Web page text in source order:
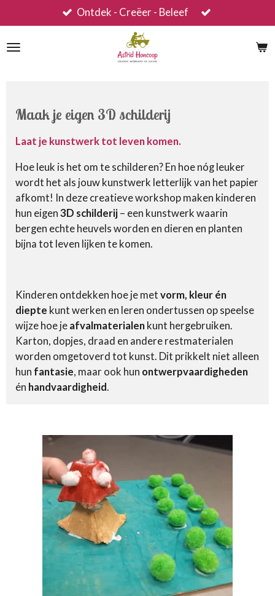
direct
naar
Ontdek - Creëer - Beleef
Maak je eigen 3D schilderij
Laat je kunstwerk tot leven komen.
Hoe leuk is het om te schilderen? En hoe nóg leuker
wordt het als jouw kunstwerk letterlijk van het papier
afkomt! In deze creatieve workshop maken kinderen
hun eigen 3D schilderij – een kunstwerk waarin
bergen echte heuvels worden en dieren en planten
bijna tot leven lijken te komen.
Kinderen ontdekken hoe je met vorm, kleur én
diepte kunt werken en leren ondertussen op speelse
wijze hoe je afvalmaterialen kunt hergebruiken.
Karton, dopjes, draad en andere restmaterialen
worden omgetoverd tot kunst. Dit prikkelt niet alleen
hun fantasie, maar ook hun ontwerpvaardigheden
én handvaardigheid.